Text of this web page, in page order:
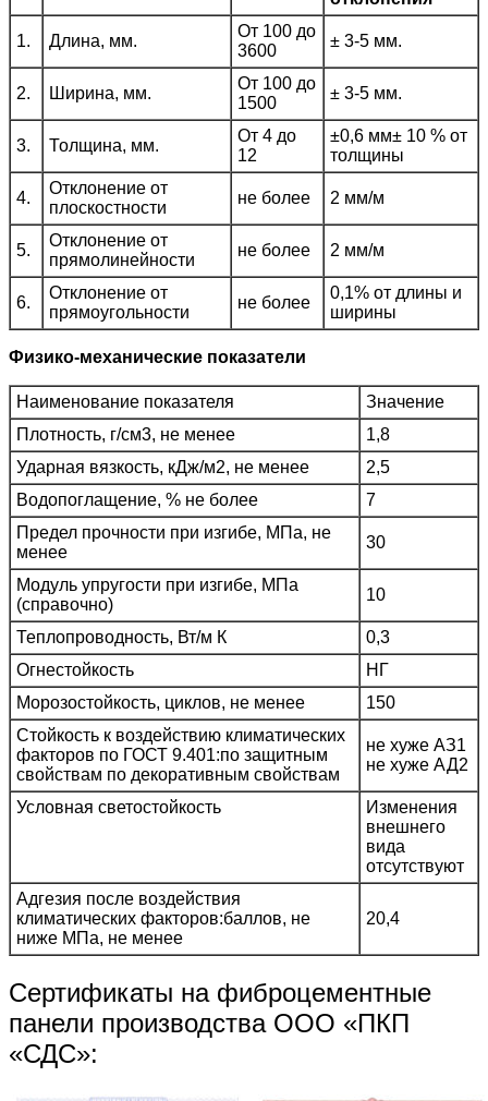
1. Длина, мм.
От 100 до
3600
± 3-5 мм.
2. Ширина, мм.
От 100 до
1500
± 3-5 мм.
3. Толщина, мм.
От 4 до
12
±0,6 мм± 10 % от
толщины
4.
Отклонение от
плоскостности
не более 2 мм/м
5.
Отклонение от
прямолинейности
не более 2 мм/м
6.
Отклонение от
прямоугольности
не более
0,1% от длины и
ширины
Физико-механические показатели
Наименование показателя
Значение
Плотность, г/см3, не менее
1,8
Ударная вязкость, кДж/м2, не менее
2,5
Водопоглащение, % не более
7
Предел прочности при изгибе, МПа, не
менее
30
Модуль упругости при изгибе, МПа
(справочно)
10
Теплопроводность, Вт/м К
0,3
Огнестойкость
НГ
Морозостойкость, циклов, не менее
150
Стойкость к воздействию климатических
факторов по ГОСТ 9.401:по защитным
свойствам по декоративным свойствам
не хуже АЗ1
не хуже АД2
Условная светостойкость
Изменения
внешнего
вида
отсутствуют
Адгезия после воздействия
климатических факторов:баллов, не
ниже МПа, не менее
20,4
Сертификаты на фиброцементные
панели производства ООО «ПКП
«СДС»: